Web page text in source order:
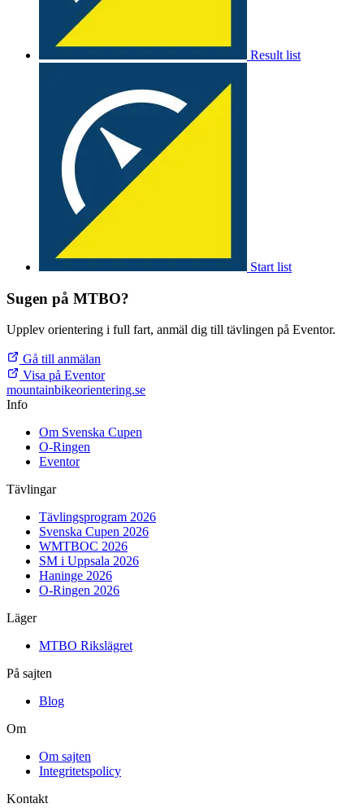
Result list
Start list
Sugen på MTBO?
Upplev orientering i full fart, anmäl dig till tävlingen på Eventor.
Gå till anmälan
Visa på Eventor
mountainbikeorientering.se
Info
Om Svenska Cupen
O-Ringen
Eventor
Tävlingar
Tävlingsprogram 2026
Svenska Cupen 2026
WMTBOC 2026
SM i Uppsala 2026
Haninge 2026
O-Ringen 2026
Läger
MTBO Rikslägret
På sajten
Blog
Om
Om sajten
Integritetspolicy
Kontakt